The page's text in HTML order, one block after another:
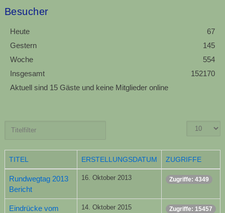
Besucher
Heute
67
Gestern
145
Woche
554
Insgesamt
152170
Aktuell sind 15 Gäste und keine Mitglieder online
TITEL ERSTELLUNGSDATUM ZUGRIFFE
Rundwegtag 2013
Bericht
16. Oktober 2013 Zugriffe: 4349
Eindrücke vom
14. Oktober 2015 Zugriffe: 15457